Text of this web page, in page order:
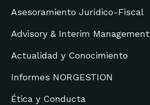
Asesoramiento Jurídico-Fiscal
Advisory & Interim Management
Actualidad y Conocimiento
Informes NORGESTION
Ética y Conducta